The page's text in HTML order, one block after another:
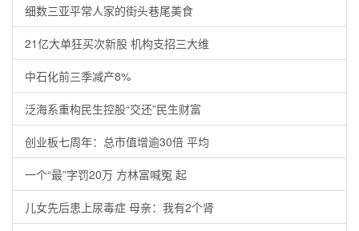
细数三亚平常人家的街头巷尾美食
21亿大单狂买次新股 机构支招三大维
中石化前三季减产8%
泛海系重构民生控股“交还”民生财富
创业板七周年：总市值增逾30倍 平均
一个“最”字罚20万 方林富喊冤 起
儿女先后患上尿毒症 母亲：我有2个肾